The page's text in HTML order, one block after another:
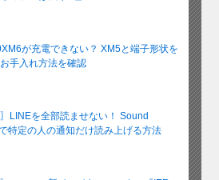
が充電できない？ XM5と端子形状を
手入れ方法を確認
LINEを全部読ませない！ Sound
特定の人の通知だけ読み上げる方法